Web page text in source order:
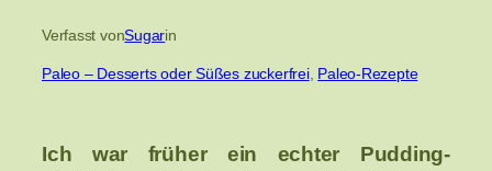
Verfasst vonSugarin
Paleo – Desserts oder Süßes zuckerfrei, Paleo-Rezepte
Ich war früher ein echter Pudding-